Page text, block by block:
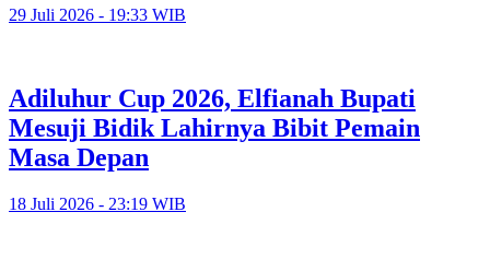
29 Juli 2026 - 19:33 WIB
Adiluhur Cup 2026, Elfianah Bupati
Mesuji Bidik Lahirnya Bibit Pemain
Masa Depan
18 Juli 2026 - 23:19 WIB